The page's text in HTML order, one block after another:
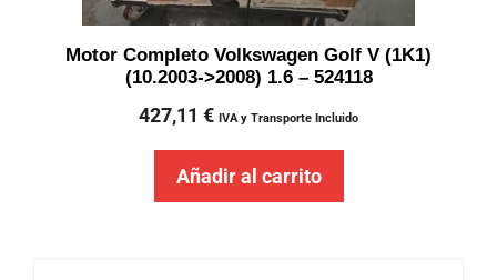
Motor Completo Volkswagen Golf V (1K1)
(10.2003->2008) 1.6 – 524118
427,11 € IVA y Transporte Incluido
Añadir al carrito